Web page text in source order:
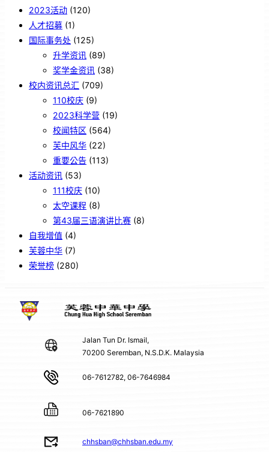
2023活动 (120)
人才招募 (1)
国际事务处 (125)
升学资讯 (89)
奖学金资讯 (38)
校内资讯总汇 (709)
110校庆 (9)
2023科学营 (19)
校闻特区 (564)
芙中风华 (22)
重要公告 (113)
活动资讯 (53)
111校庆 (10)
太空课程 (8)
第43届三语演讲比赛 (8)
自我增值 (4)
芙蓉中华 (7)
荣誉榜 (280)
Jalan Tun Dr. Ismail,
70200 Seremban, N.S.D.K. Malaysia
06-7612782, 06-7646984
06-7621890
chhsban@chhsban.edu.my